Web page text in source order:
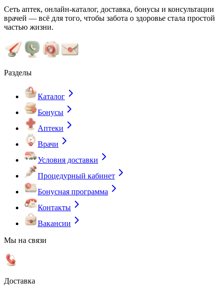
Сеть аптек, онлайн-каталог, доставка, бонусы и консультации
врачей — всё для того, чтобы забота о здоровье стала простой
частью жизни.
Разделы
Каталог
Бонусы
Аптеки
Врачи
Условия доставки
Процедурный кабинет
Бонусная программа
Контакты
Вакансии
Мы на связи
Доставка